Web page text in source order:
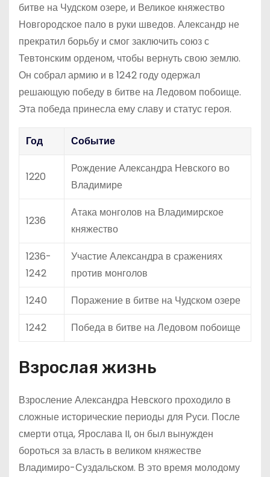
битве на Чудском озере, и Великое княжество
Новгородское пало в руки шведов. Александр не
прекратил борьбу и смог заключить союз с
Тевтонским орденом, чтобы вернуть свою землю.
Он собрал армию и в 1242 году одержал
решающую победу в битве на Ледовом побоище.
Эта победа принесла ему славу и статус героя.
Год Событие
1220
Рождение Александра Невского во
Владимире
1236
Атака монголов на Владимирское
княжество
1236-
1242
Участие Александра в сражениях
против монголов
1240
Поражение в битве на Чудском озере
1242
Победа в битве на Ледовом побоище
Взрослая жизнь
Взросление Александра Невского проходило в
сложные исторические периоды для Руси. После
смерти отца, Ярослава II, он был вынужден
бороться за власть в великом княжестве
Владимиро-Суздальском. В это время молодому